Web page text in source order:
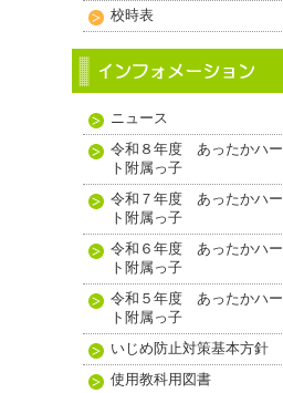
校時表
ニュース
令和８年度 あったかハー
ト附属っ子
令和７年度 あったかハー
ト附属っ子
令和６年度 あったかハー
ト附属っ子
令和５年度 あったかハー
ト附属っ子
いじめ防止対策基本方針
使用教科用図書